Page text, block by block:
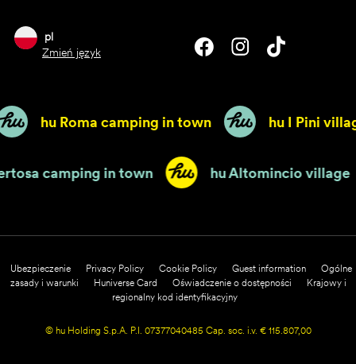
pl
Zmień język
hu Roma camping in town hu I Pini
camping in town hu Altomincio village
Ubezpieczenie Privacy Policy Cookie Policy Guest information
Ogólne
zasady i warunki
Huniverse Card Oświadczenie o dostępności
Krajowy i
regionalny kod identyfikacyjny
© hu Holding S.p.A. P.I. 07377040485 Cap. soc. i.v. € 115.807,00